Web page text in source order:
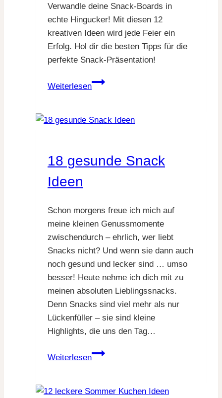
und
leckerer
machen
Verwandle deine Snack-Boards in
echte Hingucker! Mit diesen 12
kreativen Ideen wird jede Feier ein
Erfolg. Hol dir die besten Tipps für die
perfekte Snack-Präsentation!
Weiterlesen
12
Ideen
18 gesunde Snack
Ideen
Schon morgens freue ich mich auf
meine kleinen Genussmomente
zwischendurch – ehrlich, wer liebt
Snacks nicht? Und wenn sie dann auch
noch gesund und lecker sind … umso
besser! Heute nehme ich dich mit zu
meinen absoluten Lieblingssnacks.
Denn Snacks sind viel mehr als nur
Lückenfüller – sie sind kleine
Highlights, die uns den Tag…
Weiterlesen
18
Ideen